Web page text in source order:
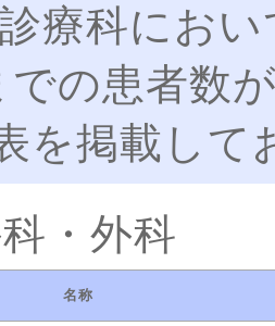
療科におい
での患者数
を掲載して
・外科
名称